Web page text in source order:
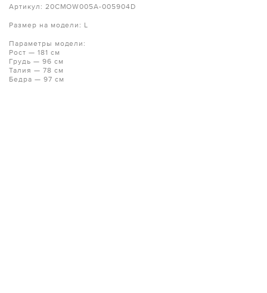
Артикул: 20CMOW005A-005904D
Размер на модели: L
Параметры модели:
Рост — 181 см
Грудь — 96 см
Талия — 78 см
Бедра — 97 см